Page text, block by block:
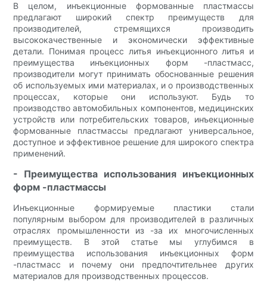
В целом, инъекционные формованные пластмассы
предлагают широкий спектр преимуществ для
производителей, стремящихся производить
высококачественные и экономически эффективные
детали. Понимая процесс литья инъекционного литья и
преимущества инъекционных форм -пластмасс,
производители могут принимать обоснованные решения
об используемых ими материалах, и о производственных
процессах, которые они используют. Будь то
производство автомобильных компонентов, медицинских
устройств или потребительских товаров, инъекционные
формованные пластмассы предлагают универсальное,
доступное и эффективное решение для широкого спектра
применений.
- Преимущества использования инъекционных
форм -пластмассы
Инъекционные формируемые пластики стали
популярным выбором для производителей в различных
отраслях промышленности из -за их многочисленных
преимуществ. В этой статье мы углубимся в
преимущества использования инъекционных форм
-пластмасс и почему они предпочтительнее других
материалов для производственных процессов.